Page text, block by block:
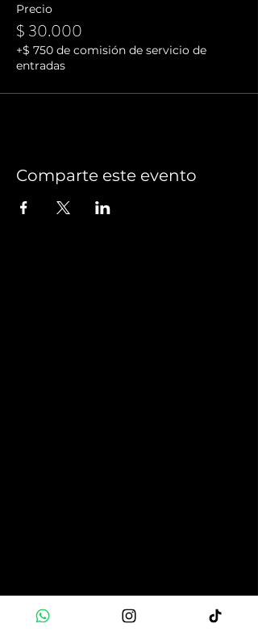
Precio
$ 30.000
+$ 750 de comisión de servicio de
entradas
Comparte este evento